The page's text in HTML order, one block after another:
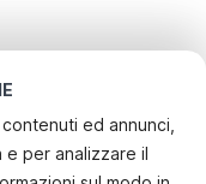
ed annunci,
per analizzare il
per le
norge